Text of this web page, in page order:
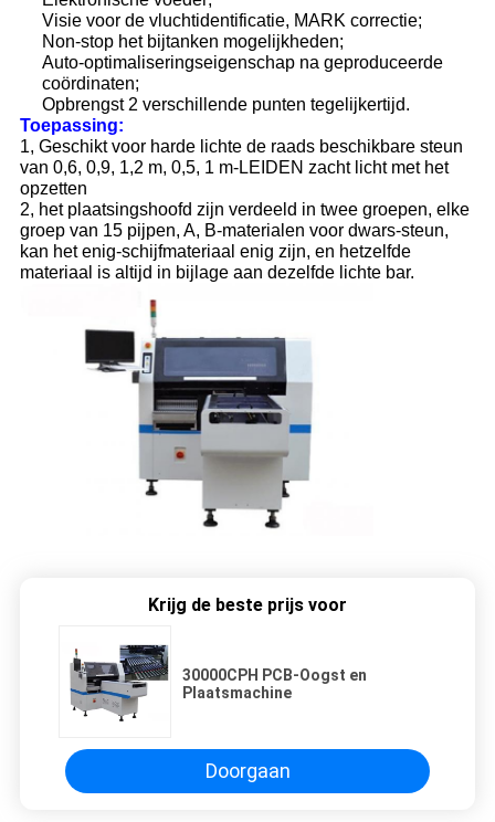
Visie voor de vluchtidentificatie, MARK correctie;
Non-stop het bijtanken mogelijkheden;
Auto-optimaliseringseigenschap na geproduceerde
coördinaten;
Opbrengst 2 verschillende punten tegelijkertijd.
Toepassing:
1, Geschikt voor harde lichte de raads beschikbare steun
van 0,6, 0,9, 1,2 m, 0,5, 1 m-LEIDEN zacht licht met het
opzetten
2, het plaatsingshoofd zijn verdeeld in twee groepen, elke
groep van 15 pijpen, A, B-materialen voor dwars-steun,
kan het enig-schijfmateriaal enig zijn, en hetzelfde
materiaal is altijd in bijlage aan dezelfde lichte bar.
Krijg de beste prijs voor
30000CPH PCB-Oogst en
Plaatsmachine
Doorgaan